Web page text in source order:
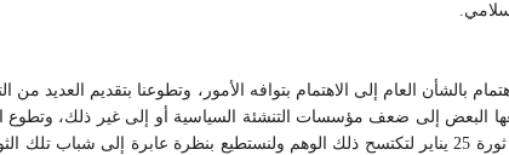
بالشأن العام إلى الاهتمام بتوافه الأمور، وتطوعنا بتقديم العديد
البعض إلى ضعف مؤسسات التنشئة السياسية أو إلى غير ذلك،
بادر البعض إلى تصميم برامج تدرب الشباب على الانتماء. وجاءت ثورة 25 يناير لتكتسح ذلك الوهم